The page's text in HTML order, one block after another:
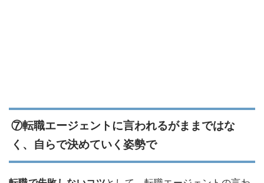
⑦転職エージェントに言われるがままではな
く、自らで決めていく姿勢で